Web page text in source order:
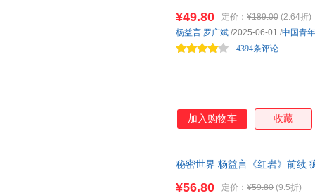
¥49.80 定价： ¥189.00 (2.64折)
4394条评论
杨益言 罗广斌 /2025-06-01 /中国青
加入购物车 收藏
秘密世界 杨益言《红岩》前续
¥56.80 定价： ¥59.80 (9.5折)